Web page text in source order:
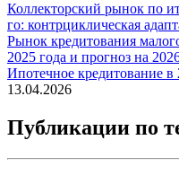
Коллекторский рынок по
го: контрциклическая
Рынок кредитования
2025 года и прогноз на
Ипотечное кредитование в
13.04.2026
Публикации по